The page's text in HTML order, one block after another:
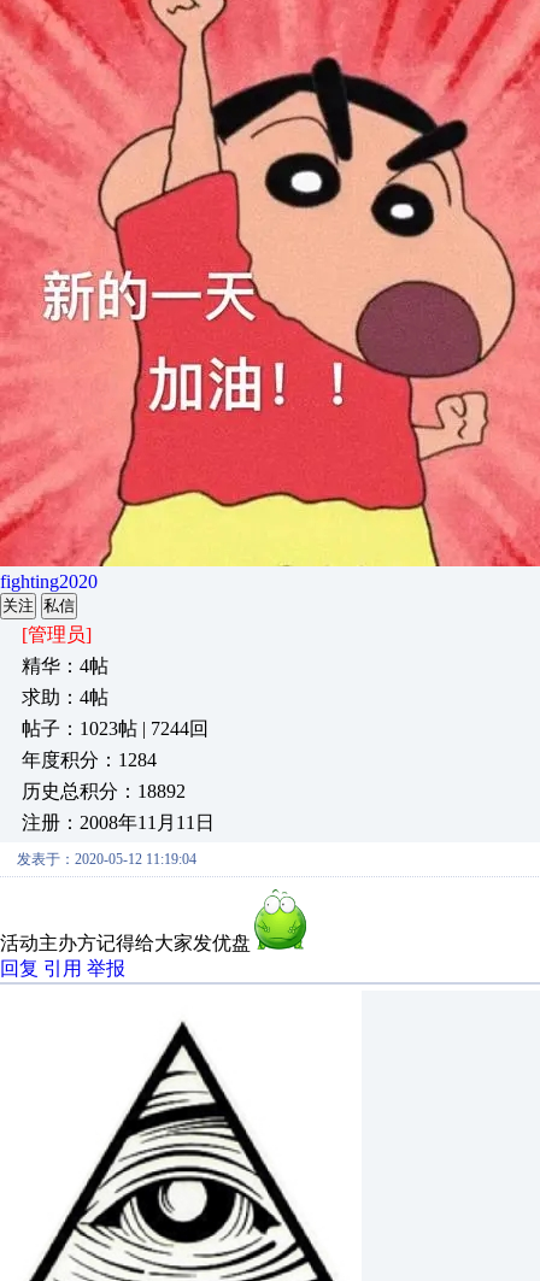
fighting2020
关注 私信
[管理员]
精华：4帖
求助：4帖
帖子：1023帖 | 7244回
年度积分：1284
历史总积分：18892
注册：2008年11月11日
发表于：2020-05-12 11:19:04
活动主办方记得给大家发优盘
回复 引用 举报